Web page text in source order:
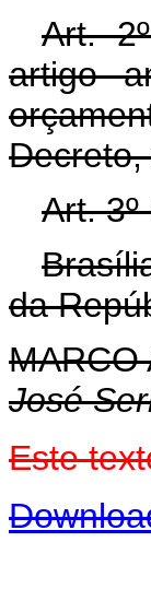
Art.
artigo
Art.
da
MARCO
José
Este